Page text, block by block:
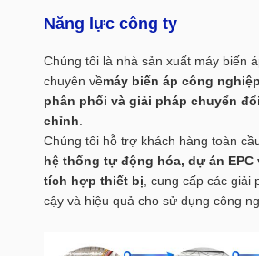
Năng lực công ty
Chúng tôi là nhà sản xuất máy biến
chuyên vềmáy biến áp công
phân phối và giải pháp chuyển
chỉnh
Chúng tôi hỗ trợ khách hàng toàn
hệ thống tự động hóa, dự án EPC
tích hợp thiết bị , cung cấp các
cậy và hiệu quả cho sử dụng công